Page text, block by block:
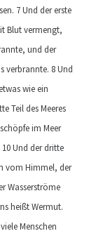
7 Und der erste
Blut vermengt,
und der
verbrannte. 8 Und
wie ein
Teil des Meeres
im Meer
Und der dritte
vom Himmel, der
Wasserströme
heißt Wermut.
Menschen